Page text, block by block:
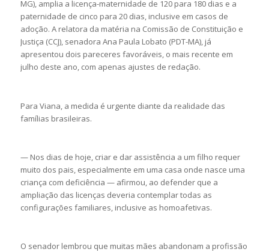
MG), amplia a licença-maternidade de 120 para 180 dias e a
paternidade de cinco para 20 dias, inclusive em casos de
adoção. A relatora da matéria na Comissão de Constituição e
Justiça (CCJ), senadora Ana Paula Lobato (PDT-MA), já
apresentou dois pareceres favoráveis, o mais recente em
julho deste ano, com apenas ajustes de redação.
Para Viana, a medida é urgente diante da realidade das
famílias brasileiras.
— Nos dias de hoje, criar e dar assistência a um filho requer
muito dos pais, especialmente em uma casa onde nasce uma
criança com deficiência — afirmou, ao defender que a
ampliação das licenças deveria contemplar todas as
configurações familiares, inclusive as homoafetivas.
O senador lembrou que muitas mães abandonam a profissão